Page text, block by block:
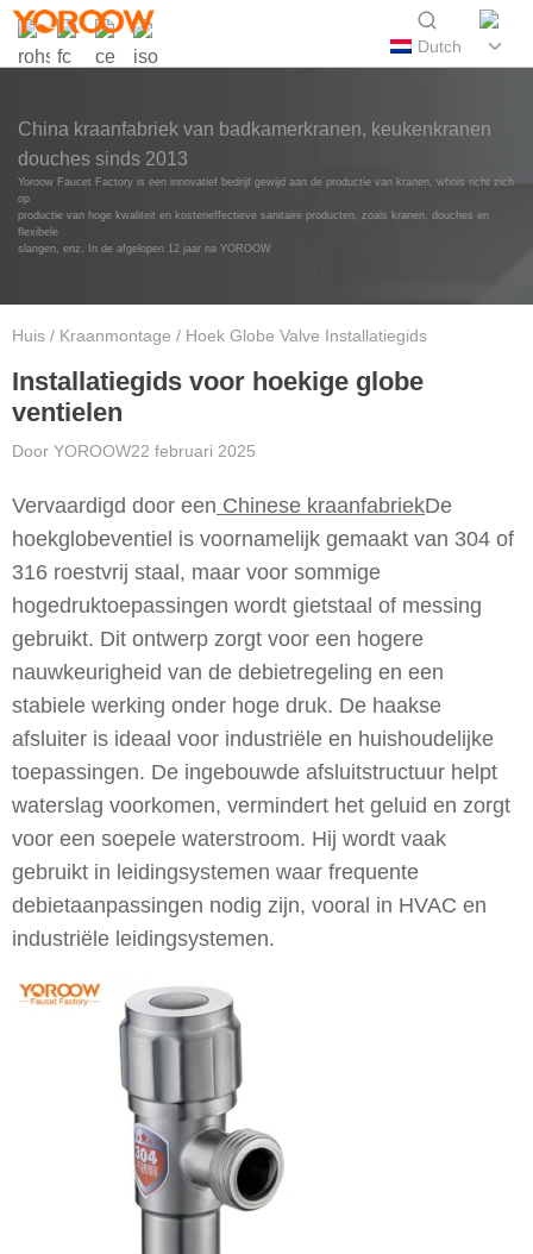
Dutch
China kraanfabriek van badkamerkranen, keukenkranen
douches sinds 2013
Yoroow Faucet Factory is een innovatief bedrijf gewijd aan de productie van kranen, whois richt zich
op
productie van hoge kwaliteit en kosteneffectieve sanitaire producten, zoals kranen, douches en
flexibele
slangen, enz. In de afgelopen 12 jaar na YOROOW
Huis / Kraanmontage / Hoek Globe Valve Installatiegids
Installatiegids voor hoekige globe
ventielen
Door YOROOW22 februari 2025
Vervaardigd door een Chinese kraanfabriekDe
hoekglobeventiel is voornamelijk gemaakt van 304 of
316 roestvrij staal, maar voor sommige
hogedruktoepassingen wordt gietstaal of messing
gebruikt. Dit ontwerp zorgt voor een hogere
nauwkeurigheid van de debietregeling en een
stabiele werking onder hoge druk. De haakse
afsluiter is ideaal voor industriële en huishoudelijke
toepassingen. De ingebouwde afsluitstructuur helpt
waterslag voorkomen, vermindert het geluid en zorgt
voor een soepele waterstroom. Hij wordt vaak
gebruikt in leidingsystemen waar frequente
debietaanpassingen nodig zijn, vooral in HVAC en
industriële leidingsystemen.